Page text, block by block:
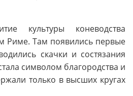
культуры коневодства
Риме. Там появились первые
скачки и состязания
символом благородства и
только в высших кругах